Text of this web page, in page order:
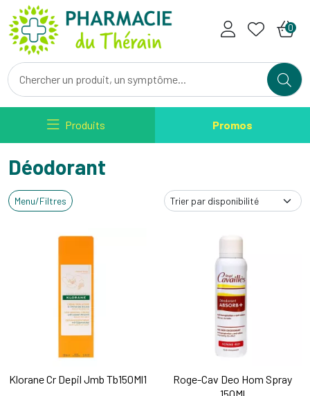
Pharmacie du Therain Votre
0
Produits Promos
Déodorant
Menu/Filtres
Klorane Cr Depil Jmb Tb150Ml1
Roge-Cav Deo Hom Spray